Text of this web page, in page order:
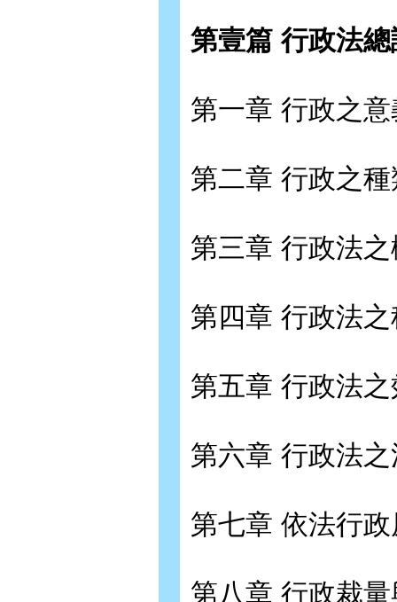
第壹篇 行政法
第一章 行政之意
第二章 行政之種
第三章 行政法
第四章 行政法
第五章 行政法
第六章 行政法
第七章 依法行
第八章 行政裁